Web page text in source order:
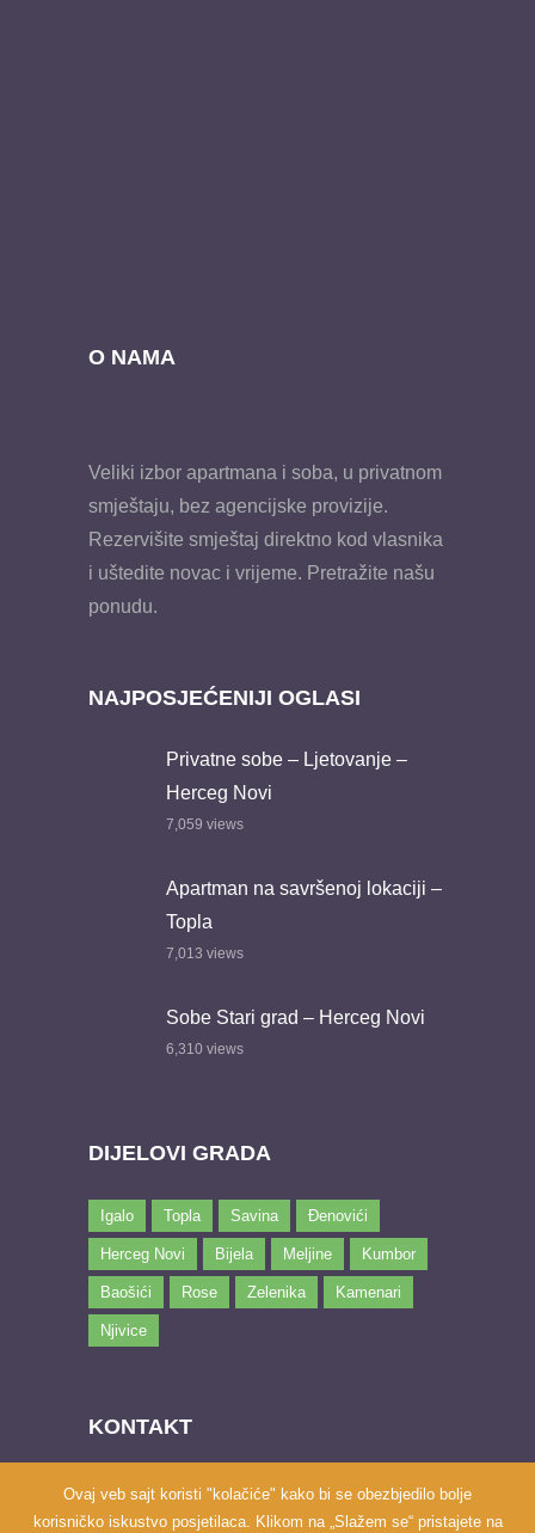
O NAMA
Veliki izbor apartmana i soba, u privatnom
smještaju, bez agencijske provizije.
Rezervišite smještaj direktno kod vlasnika
i uštedite novac i vrijeme. Pretražite našu
ponudu.
NAJPOSJEĆENIJI OGLASI
Privatne sobe – Ljetovanje –
Herceg Novi
7,059 views
Apartman na savršenoj lokaciji –
Topla
7,013 views
Sobe Stari grad – Herceg Novi
6,310 views
DIJELOVI GRADA
Igalo Topla Savina Đenovići
Herceg Novi Bijela Meljine Kumbor
Baošići Rose Zelenika Kamenari
Njivice
KONTAKT
Email:marketing@hnsmjestaj.com
Ovaj veb sajt koristi "kolačiće" kako bi se obezbjedilo bolje
korisničko iskustvo posjetilaca. Klikom na „Slažem se“ pristajete na